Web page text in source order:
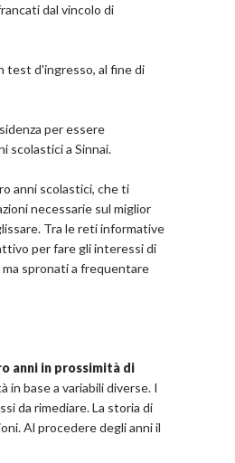
dal vincolo di
test d'ingresso, al fine di
per essere
scolastici a Sinnai.
anni scolastici, che ti
necessarie sul miglior
Tra le reti informative
per fare gli interessi di
spronati a frequentare
anni in prossimità di
in base a variabili diverse. I
da rimediare. La storia di
Al procedere degli anni il